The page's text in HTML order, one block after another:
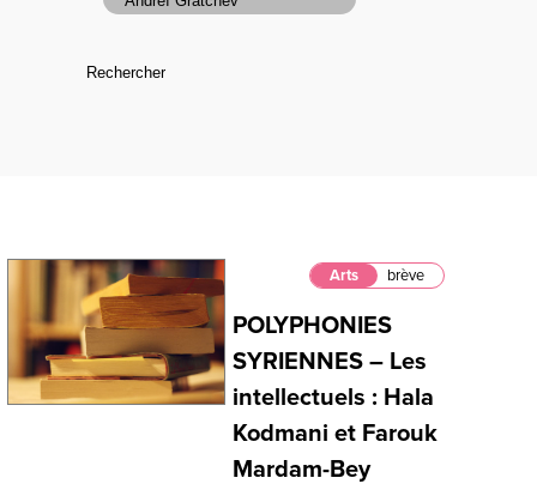
Arts brève
POLYPHONIES
SYRIENNES – Les
intellectuels : Hala
Kodmani et Farouk
Mardam-Bey